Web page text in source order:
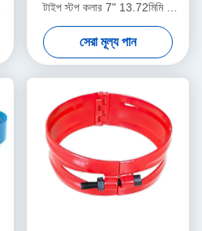
টাইপ স্টপ কলার 7" 13.72মিমি 1
বছরের ওয়ারেন্টি তেল ও গ্যাস কেসিং
সেন্ট্রালাইজার টুল
সেরা মূল্য পান